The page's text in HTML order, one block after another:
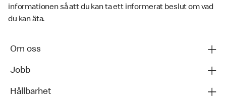
informationen så att du kan ta ett informerat beslut om vad
du kan äta.
Om oss
Jobb
Hållbarhet